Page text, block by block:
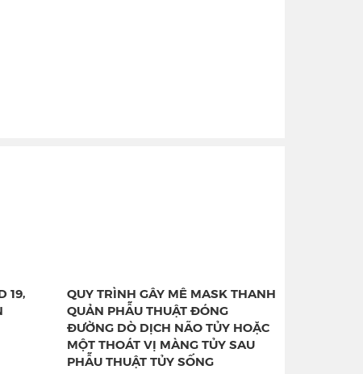
19,
QUY TRÌNH GÂY MÊ MASK THANH
QUẢN PHẪU THUẬT ĐÓNG
ĐƯỜNG DÒ DỊCH NÃO TỦY HOẶC
MỘT THOÁT VỊ MÀNG TỦY SAU
PHẪU THUẬT TỦY SỐNG